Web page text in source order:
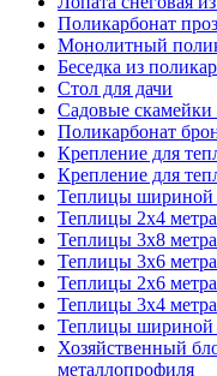
Поликарбонат
Монолитный
Беседка из
Стол для дачи
Садовые скамейки
Поликарбонат
Крепление для
Крепление для
Теплицы шириной
Теплицы 2х4
Теплицы 3x8
Теплицы 3x6
Теплицы 2x6
Теплицы 3x4
Теплицы шириной
Хозяйственный
металлопрофиля